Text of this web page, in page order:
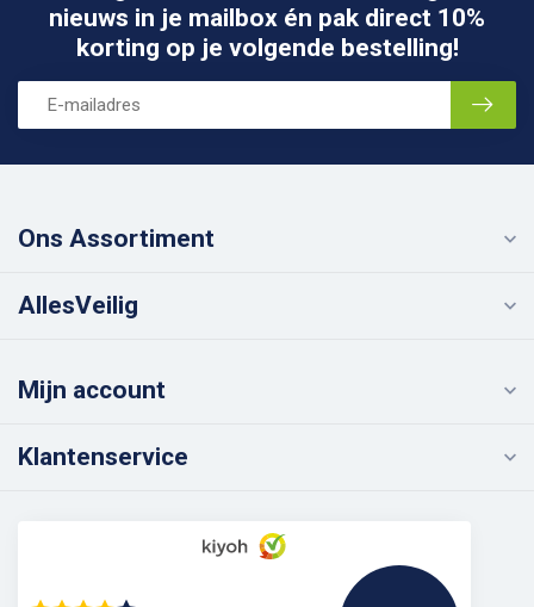
nieuws in je mailbox én pak direct 10%
korting op je volgende bestelling!
Ons Assortiment
AllesVeilig
Mijn account
Klantenservice